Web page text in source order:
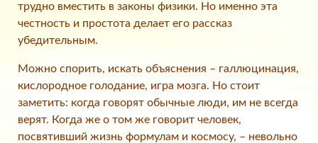
трудно вместить в законы физики. Но именно эта
честность и простота делает его рассказ
убедительным.
Можно спорить, искать объяснения – галлюцинация,
кислородное голодание, игра мозга. Но стоит
заметить: когда говорят обычные люди, им не всегда
верят. Когда же о том же говорит человек,
посвятивший жизнь формулам и космосу, – невольно